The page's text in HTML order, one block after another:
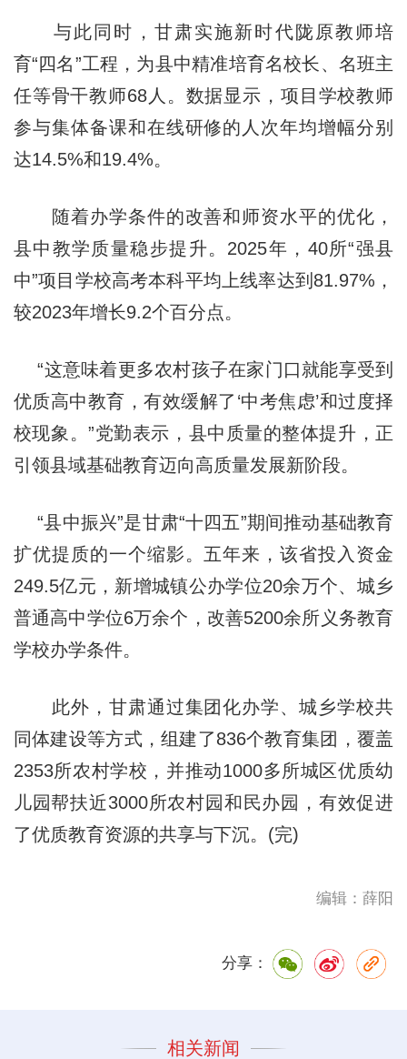
与此同时，甘肃实施新时代陇原教师培
育“四名”工程，为县中精准培育名校长、名班主
任等骨干教师68人。数据显示，项目学校教师
参与集体备课和在线研修的人次年均增幅分别
达14.5%和19.4%。
随着办学条件的改善和师资水平的优化，
县中教学质量稳步提升。2025年，40所“强县
中”项目学校高考本科平均上线率达到81.97%，
较2023年增长9.2个百分点。
“这意味着更多农村孩子在家门口就能享受到
优质高中教育，有效缓解了‘中考焦虑’和过度择
校现象。”党勤表示，县中质量的整体提升，正
引领县域基础教育迈向高质量发展新阶段。
“县中振兴”是甘肃“十四五”期间推动基础教育
扩优提质的一个缩影。五年来，该省投入资金
249.5亿元，新增城镇公办学位20余万个、城乡
普通高中学位6万余个，改善5200余所义务教育
学校办学条件。
此外，甘肃通过集团化办学、城乡学校共
同体建设等方式，组建了836个教育集团，覆盖
2353所农村学校，并推动1000多所城区优质幼
儿园帮扶近3000所农村园和民办园，有效促进
了优质教育资源的共享与下沉。(完)
编辑：薛阳
分享：
相关新闻